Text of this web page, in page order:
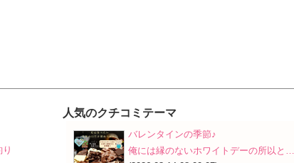
人気のクチコミテーマ
バレンタインの季節♪
俺には縁のないホワイトデーの所以と…